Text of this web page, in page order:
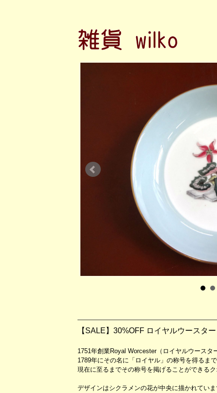
【SALE】30%OFF ロイヤルウース
1751年創業Royal Worcester（ロイヤルウース
1789年にその名に「ロイヤル」の称号を得るま
現在に至るまでその称号を掲げることができる
デザインはシクラメンの花が中央に描かれてい